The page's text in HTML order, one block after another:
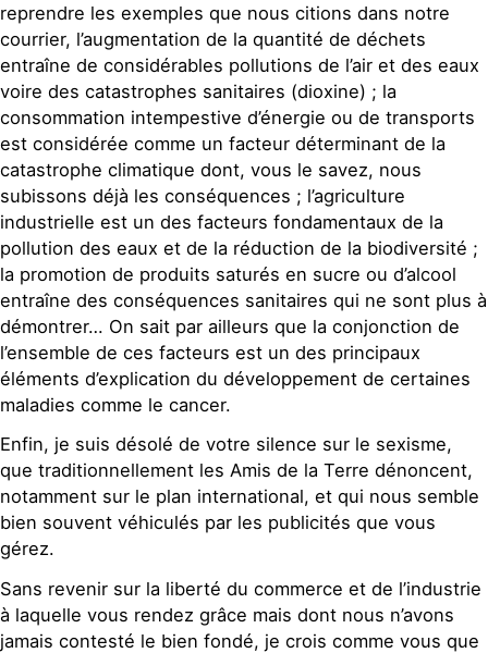
reprendre les exemples que nous citions dans notre
courrier, l’augmentation de la quantité de déchets
entraîne de considérables pollutions de l’air et des eaux
voire des catastrophes sanitaires (dioxine) ; la
consommation intempestive d’énergie ou de transports
est considérée comme un facteur déterminant de la
catastrophe climatique dont, vous le savez, nous
subissons déjà les conséquences ; l’agriculture
industrielle est un des facteurs fondamentaux de la
pollution des eaux et de la réduction de la biodiversité ;
la promotion de produits saturés en sucre ou d’alcool
entraîne des conséquences sanitaires qui ne sont plus à
démontrer… On sait par ailleurs que la conjonction de
l’ensemble de ces facteurs est un des principaux
éléments d’explication du développement de certaines
maladies comme le cancer.
Enfin, je suis désolé de votre silence sur le sexisme,
que traditionnellement les Amis de la Terre dénoncent,
notamment sur le plan international, et qui nous semble
bien souvent véhiculés par les publicités que vous
gérez.
Sans revenir sur la liberté du commerce et de l’industrie
à laquelle vous rendez grâce mais dont nous n’avons
jamais contesté le bien fondé, je crois comme vous que